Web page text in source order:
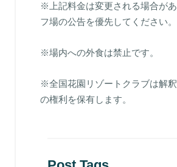
※上記料金は変更される場合が
フ場の公告を優先してください。
※場内への外食は禁止です。
※全国花園リゾートクラブは解
の権利を保有します。